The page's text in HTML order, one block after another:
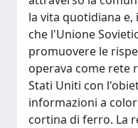
la vita quotidiana e,
che l'Unione
promuovere le
operava come rete
Stati Uniti con
informazioni a
cortina di ferro. La